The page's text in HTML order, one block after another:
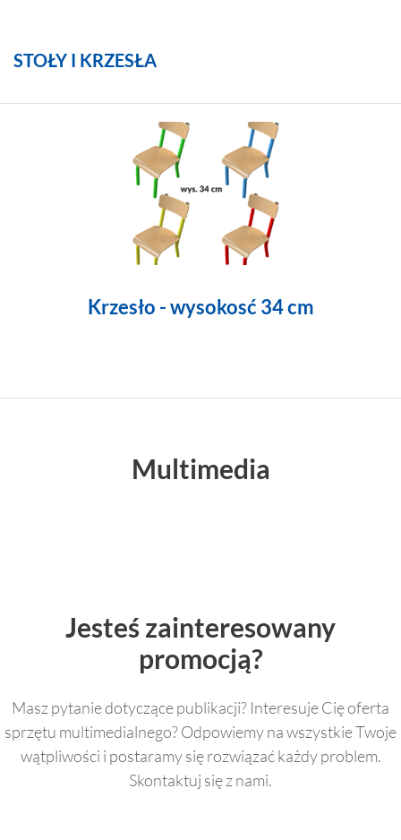
STOŁY I KRZESŁA
Średnica blatu: 100 cm.
Krzesło - wysokosć 34 cm
Multimedia
Jesteś zainteresowany
promocją?
Masz pytanie dotyczące publikacji? Interesuje Cię oferta
sprzętu multimedialnego? Odpowiemy na wszystkie Twoje
wątpliwości i postaramy się rozwiązać każdy problem.
Skontaktuj się z nami.